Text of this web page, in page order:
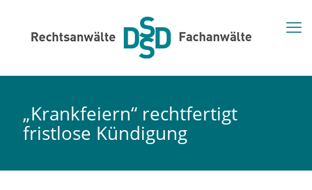
„Krankfeiern“ rechtfertigt
fristlose Kündigung